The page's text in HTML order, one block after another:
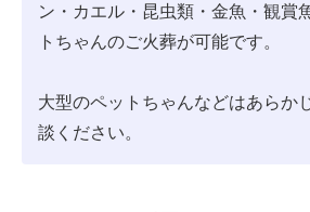
ン・カエル・昆虫類・金魚・観賞
トちゃんのご火葬が可能です。
大型のペットちゃんなどはあらか
談ください。